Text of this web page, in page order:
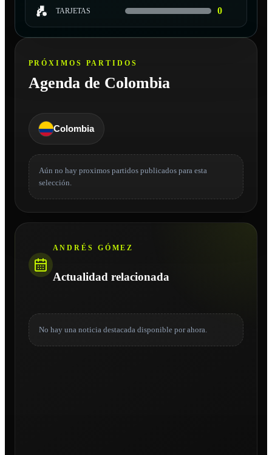
TARJETAS 0
PRÓXIMOS PARTIDOS
Agenda de Colombia
Colombia
Aún no hay proximos partidos publicados para esta
selección.
ANDRÉS GÓMEZ
Actualidad relacionada
No hay una noticia destacada disponible por ahora.